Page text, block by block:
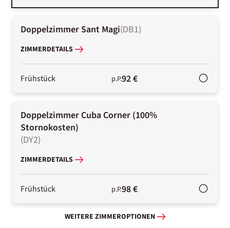
Doppelzimmer Sant Magi(DB1)
ZIMMERDETAILS
Frühstück p.P.92 €
Doppelzimmer Cuba Corner (100%
Stornokosten)
(DY2)
ZIMMERDETAILS
Frühstück p.P.98 €
WEITERE ZIMMEROPTIONEN